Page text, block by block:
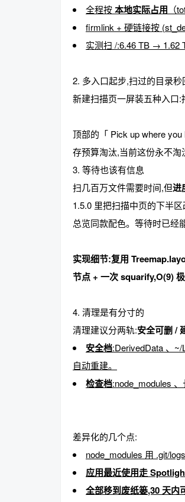
全程按本地实际占用 （
firmlink + 硬链接按
实测扫 /:6.46 TB → 1.62
2. 多入口起步,扫过的目录秒
新建扫描页一屏装五种入口:
顶部的「 Pick up where
存预算淘汰,当前这份永不淘
3. 等待也该有信息
扫几百万文件需要时间,但进
1.5.0 里把扫描中页的下半
总览同款配色。等待时已经
实现细节:复用
节点 + 一次 squarify,O(9) 极
4. 清理是有分寸的
清理建议分两轨:安全可删 /
安全档:DerivedData 、
自动重建。
检查档:node_modules
差异化的几个点:
node_modules 用 .git/
应用最近使用走
全部移到废纸篓,30 天内